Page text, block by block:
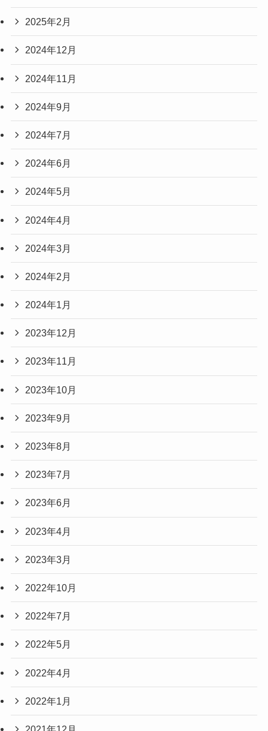
2025年2月
2024年12月
2024年11月
2024年9月
2024年7月
2024年6月
2024年5月
2024年4月
2024年3月
2024年2月
2024年1月
2023年12月
2023年11月
2023年10月
2023年9月
2023年8月
2023年7月
2023年6月
2023年4月
2023年3月
2022年10月
2022年7月
2022年5月
2022年4月
2022年1月